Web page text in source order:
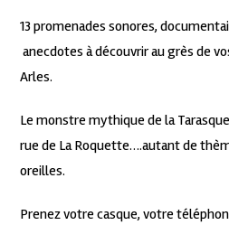
13 promenades sonores,
anecdotes à découvrir au grès de
Arles.
Le monstre mythique de la
rue de La Roquette….autant de
oreilles.
Prenez votre casque, votre